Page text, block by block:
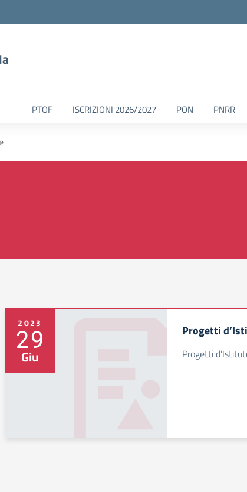
PTOF ISCRIZIONI 2026/2027 PON PNRR
2023
29
Giu
Progetti
Progetti